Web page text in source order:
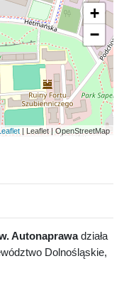
+
−
| Leaflet | OpenStreetMap
Autonaprawadziała
Dolnośląskie,